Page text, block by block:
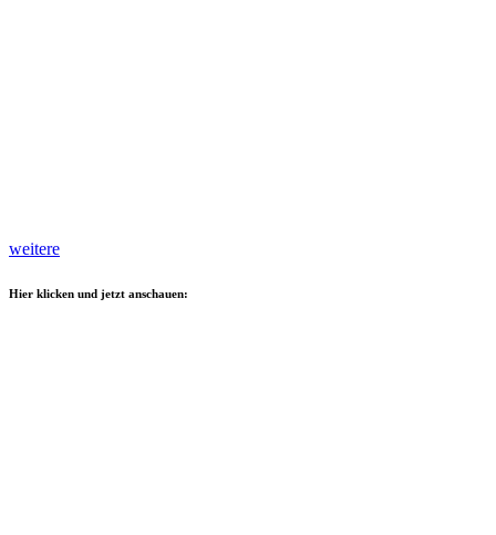
weitere
Hier klicken und jetzt anschauen: